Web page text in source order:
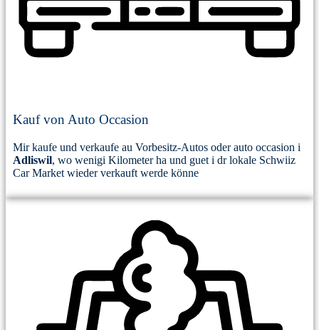
Kauf von Auto Occasion
Mir kaufe und verkaufe au Vorbesitz-Autos oder auto occasion i
Adliswil, wo wenigi Kilometer ha und guet i dr lokale Schwiiz
Car Market wieder verkauft werde könne